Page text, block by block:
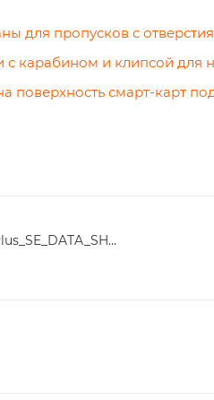
для пропусков с
с карабином и клипсой для
поверхность смарт-карт
MIFARE_Plus_SE_DATA_SHEET